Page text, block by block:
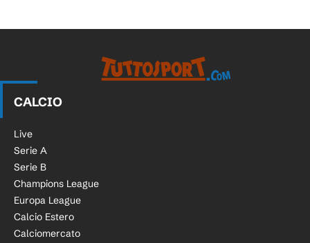
CALCIO
Live
Serie A
Serie B
Champions League
Europa League
Calcio Estero
Calciomercato